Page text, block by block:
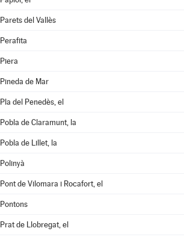
Parets del Vallès
Perafita
Piera
Pineda de Mar
Pla del Penedès, el
Pobla de Claramunt, la
Pobla de Lillet, la
Polinyà
Pont de Vilomara i Rocafort, el
Pontons
Prat de Llobregat, el